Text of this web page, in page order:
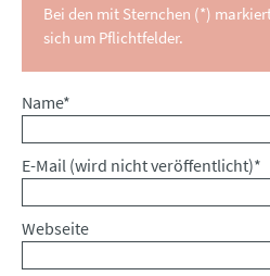
Bei den mit Sternchen (*)
sich um Pflichtfelder.
Pflichtfeld
Name*
Pflichtfeld
E-Mail (wird nicht veröffentlicht)*
Webseite